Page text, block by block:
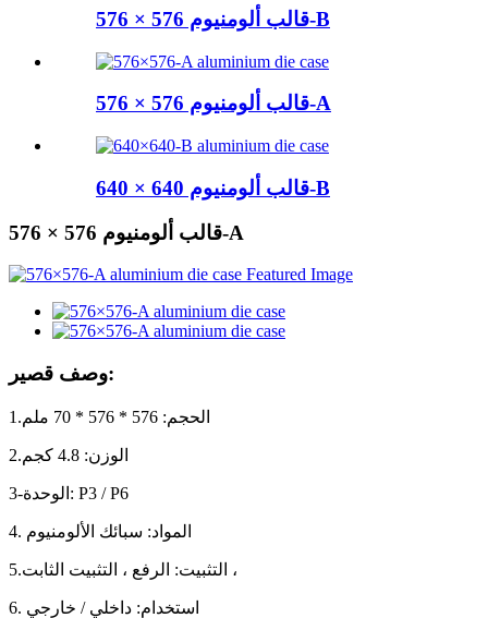
قالب ألومنيوم 576 × 576-B
قالب ألومنيوم 576 × 576-A
قالب ألومنيوم 640 × 640-B
قالب ألومنيوم 576 × 576-A
وصف قصير:
1.الحجم: 576 * 576 * 70 ملم
2.الوزن: 4.8 كجم
3-الوحدة: P3 / P6
4. المواد: سبائك الألومنيوم
5.التثبيت: الرفع ، التثبيت الثابت ،
6. استخدام: داخلي / خارجي